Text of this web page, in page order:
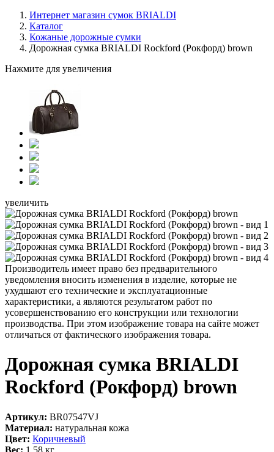
Интернет магазин сумок BRIALDI
Каталог
Кожаные дорожные сумки
Дорожная сумка BRIALDI Rockford (Рокфорд) brown
Нажмите для увеличения
увеличить
Производитель имеет право без предварительного
уведомления вносить изменения в изделие, которые не
ухудшают его технические и эксплуатационные
характеристики, а являются результатом работ по
усовершенствованию его конструкции или технологии
производства. При этом изображение товара на сайте может
отличаться от фактического изображения товара.
Дорожная сумка BRIALDI
Rockford (Рокфорд) brown
Артикул: BR07547VJ
Материал: натуральная кожа
Цвет: Коричневый
Вес: 1,58 кг